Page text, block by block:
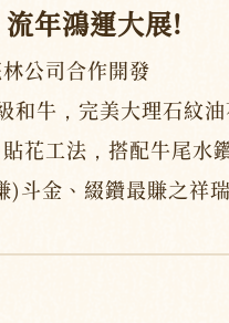
流年鴻運大展!
公司合作開發
和牛，完美大理石紋
花工法，搭配牛尾水
)斗金、綴鑽最賺之祥瑞